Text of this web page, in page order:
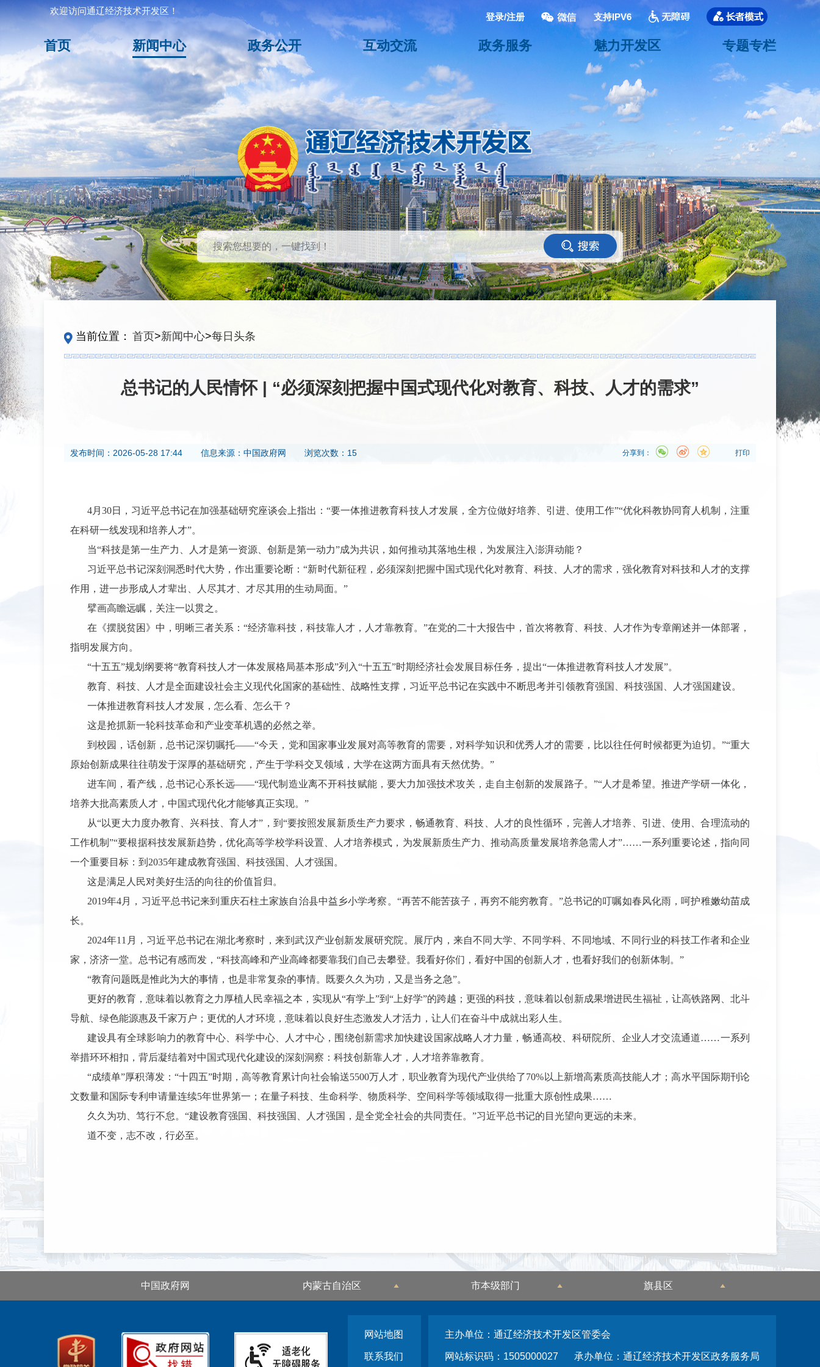
欢迎访问通辽经济技术开发区！
登录/注册 支持IPV6
首页 新闻中心 政务公开 互动交流 政务服务 魅力开发区 专题专栏
<
当前位置： 首页>新闻中心>每日头条
总书记的人民情怀 | “必须深刻把握中国式现代化对教育、科技、人才的需求”
发布时间： 2026-05-28 17:44 信息来源： 中国政府网 浏览次数：15 打印
分享到：
4月30日，习近平总书记在加强基础研究座谈会上指出：“要一体推进教育科技人才发展，全方位做好培养、引进、使用工作”“优化科教协同育人机制，注重
在科研一线发现和培养人才”。
当“科技是第一生产力、人才是第一资源、创新是第一动力”成为共识，如何推动其落地生根，为发展注入澎湃动能？
习近平总书记深刻洞悉时代大势，作出重要论断：“新时代新征程，必须深刻把握中国式现代化对教育、科技、人才的需求，强化教育对科技和人才的支撑
作用，进一步形成人才辈出、人尽其才、才尽其用的生动局面。”
擘画高瞻远瞩，关注一以贯之。
在《摆脱贫困》中，明晰三者关系： “经济靠科技，科技靠人才，人才靠教育。”在党的二十大报告中，首次将教育、科技、人才作为专章阐述并一体部署，
指明发展方向。
“十五五”规划纲要将“教育科技人才一体发展格局基本形成”列入“十五五”时期经济社会发展目标任务，提出“一体推进教育科技人才发展”。
教育、科技、人才是全面建设社会主义现代化国家的基础性、战略性支撑，习近平总书记在实践中不断思考并引领教育强国、科技强国、人才强国建设。
一体推进教育科技人才发展，怎么看、怎么干？
这是抢抓新一轮科技革命和产业变革机遇的必然之举。
到校园，话创新，总书记深切嘱托——“今天，党和国家事业发展对高等教育的需要，对科学知识和优秀人才的需要，比以往任何时候都更为迫切。”“重大
原始创新成果往往萌发于深厚的基础研究，产生于学科交叉领域，大学在这两方面具有天然优势。”
进车间，看产线，总书记心系长远——“现代制造业离不开科技赋能，要大力加强技术攻关，走自主创新的发展路子。”“人才是希望。推进产学研一体化，
培养大批高素质人才，中国式现代化才能够真正实现。”
从“以更大力度办教育、兴科技、育人才”，到“要按照发展新质生产力要求，畅通教育、科技、人才的良性循环，完善人才培养、引进、使用、合理流动的
工作机制”“要根据科技发展新趋势，优化高等学校学科设置、人才培养模式，为发展新质生产力、推动高质量发展培养急需人才”……一系列重要论述，指向同
一个重要目标：到2035年建成教育强国、科技强国、人才强国。
这是满足人民对美好生活的向往的价值旨归。
2019年4月，习近平总书记来到重庆石柱土家族自治县中益乡小学考察。“再苦不能苦孩子，再穷不能穷教育。”总书记的叮嘱如春风化雨，呵护稚嫩幼苗成
长。
2024年11月，习近平总书记在湖北考察时，来到武汉产业创新发展研究院。展厅内，来自不同大学、不同学科、不同地域、不同行业的科技工作者和企业
家，济济一堂。总书记有感而发，“科技高峰和产业高峰都要靠我们自己去攀登。我看好你们，看好中国的创新人才，也看好我们的创新体制。”
“教育问题既是惟此为大的事情，也是非常复杂的事情。既要久久为功，又是当务之急”。
更好的教育，意味着以教育之力厚植人民幸福之本，实现从“有学上”到“上好学”的跨越；更强的科技，意味着以创新成果增进民生福祉，让高铁路网、北斗
导航、绿色能源惠及千家万户；更优的人才环境，意味着以良好生态激发人才活力，让人们在奋斗中成就出彩人生。
建设具有全球影响力的教育中心、科学中心、人才中心，围绕创新需求加快建设国家战略人才力量，畅通高校、科研院所、企业人才交流通道……一系列
举措环环相扣，背后凝结着对中国式现代化建设的深刻洞察：科技创新靠人才，人才培养靠教育。
“成绩单”厚积薄发：“十四五”时期，高等教育累计向社会输送5500万人才，职业教育为现代产业供给了70%以上新增高素质高技能人才；高水平国际期刊论
文数量和国际专利申请量连续5年世界第一；在量子科技、生命科学、物质科学、空间科学等领域取得一批重大原创性成果……
久久为功、笃行不怠。 “建设教育强国、科技强国、人才强国，是全党全社会的共同责任。”习近平总书记的目光望向更远的未来。
道不变，志不改，行必至。
中国政府网 内蒙古自治区 市本级部门 旗县区
网站地图
联系我们
主办单位：通辽经济技术开发区管委会
承办单位：通辽经济技术开发区政务服务局
网站标识码：1505000027